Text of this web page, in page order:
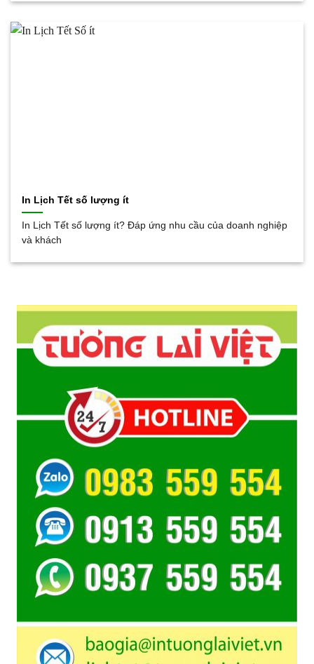
In Lịch Tết số lượng ít
In Lịch Tết số lượng ít? Đáp ứng nhu cầu của doanh nghiệp
và khách